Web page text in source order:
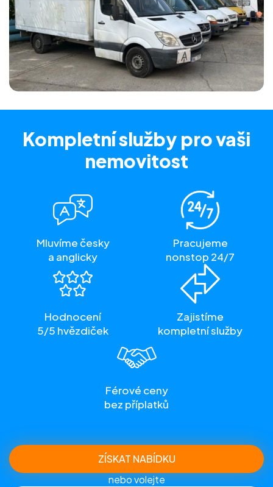
Kompletní služby pro vaši
nemovitost
Mluvíme česky
a anglicky
Pracujeme
nonstop 24/7
Hodnocení
5/5 hvězdiček
Zajistíme
kompletní služby
Férové ceny
bez příplatků
ZÍSKAT NABÍDKU
nebo volejte